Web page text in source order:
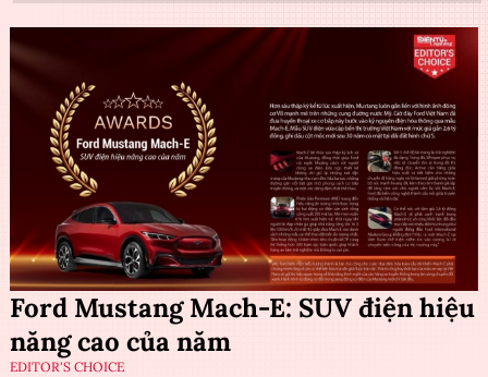
Ford Mustang Mach-E: SUV điện hiệu
năng cao của năm
EDITOR'S CHOICE